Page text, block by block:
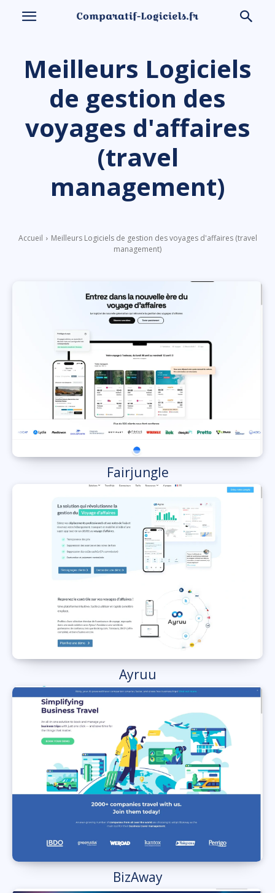
Meilleurs Logiciels
de gestion des
voyages d'affaires
(travel
management)
Accueil
Meilleurs Logiciels de gestion des voyages d'affaires (travel
management)
Fairjungle
Ayruu
BizAway